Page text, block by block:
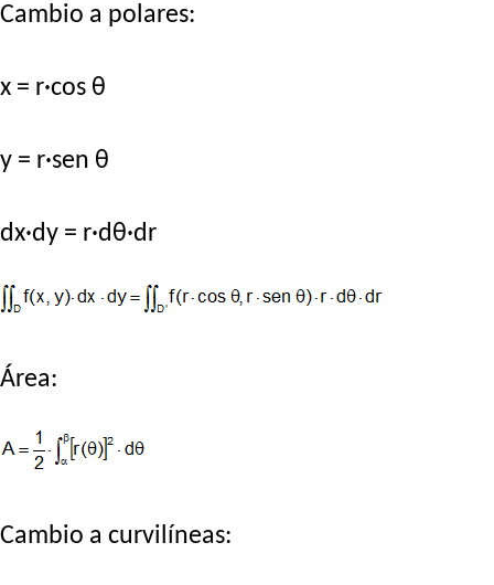
Cambio a polares:
x = r·cos θ
y = r·sen θ
dx·dy = r·dθ·dr
Área:
Cambio a curvilíneas: